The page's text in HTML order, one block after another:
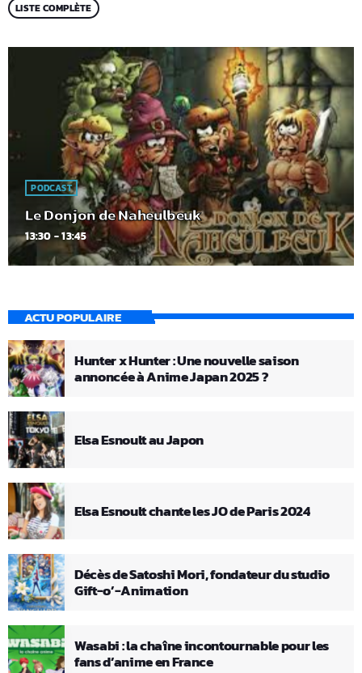
LISTE COMPLÈTE
PODCAST
Le Donjon de Naheulbeuk
13:30 - 13:45
ACTU POPULAIRE
Hunter x Hunter : Une nouvelle saison
annoncée à Anime Japan 2025 ?
Elsa Esnoult au Japon
Elsa Esnoult chante les JO de Paris 2024
Décès de Satoshi Mori, fondateur du studio
Gift-o’-Animation
Wasabi : la chaîne incontournable pour les
fans d’anime en France